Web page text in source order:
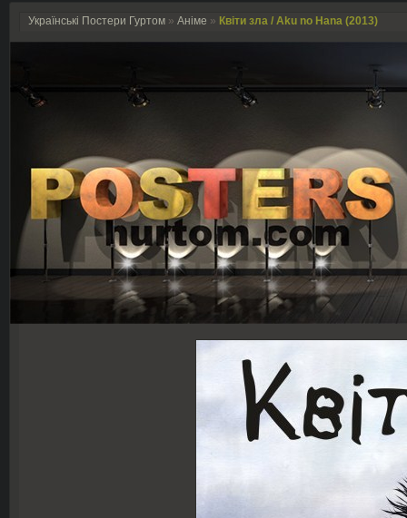
Українські Постери Гуртом » Аніме » Квіти зла / Aku no Hana (2013)